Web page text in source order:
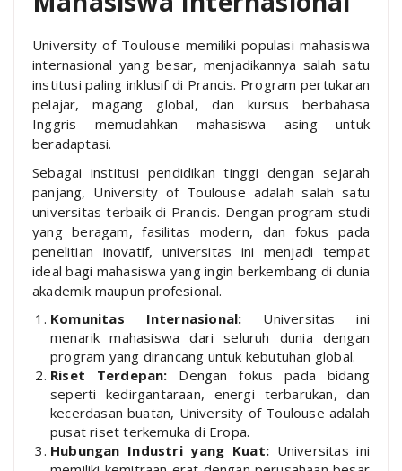
University of Toulouse memiliki populasi mahasiswa
internasional yang besar, menjadikannya salah satu
institusi paling inklusif di Prancis. Program pertukaran
pelajar, magang global, dan kursus berbahasa
Inggris memudahkan mahasiswa asing untuk
beradaptasi.
Sebagai institusi pendidikan tinggi dengan sejarah
panjang, University of Toulouse adalah salah satu
universitas terbaik di Prancis. Dengan program studi
yang beragam, fasilitas modern, dan fokus pada
penelitian inovatif, universitas ini menjadi tempat
ideal bagi mahasiswa yang ingin berkembang di dunia
akademik maupun profesional.
Komunitas Internasional: Universitas ini
menarik mahasiswa dari seluruh dunia dengan
program yang dirancang untuk kebutuhan global.
Riset Terdepan: Dengan fokus pada bidang
seperti kedirgantaraan, energi terbarukan, dan
kecerdasan buatan, University of Toulouse adalah
pusat riset terkemuka di Eropa.
Hubungan Industri yang Kuat:Universitas ini